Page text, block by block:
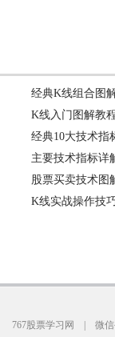
767股票学习网 微